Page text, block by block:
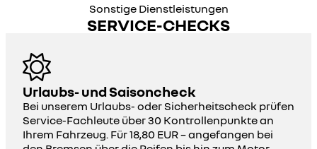
Sonstige Dienstleistungen
SERVICE-CHECKS
Urlaubs- und Saisoncheck
Bei unserem Urlaubs- oder Sicherheitscheck prüfen
Service-Fachleute über 30 Kontrollenpunkte an
Ihrem Fahrzeug. Für 18,80 EUR – angefangen bei